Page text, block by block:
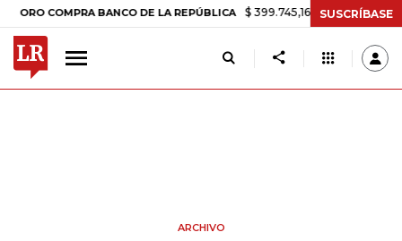
COMPRA BANCO DE LA REPÚBLICA $ 399.745,16 +$ 2.295,71 +0,58%
SUSCRÍBASE
ARCHIVO